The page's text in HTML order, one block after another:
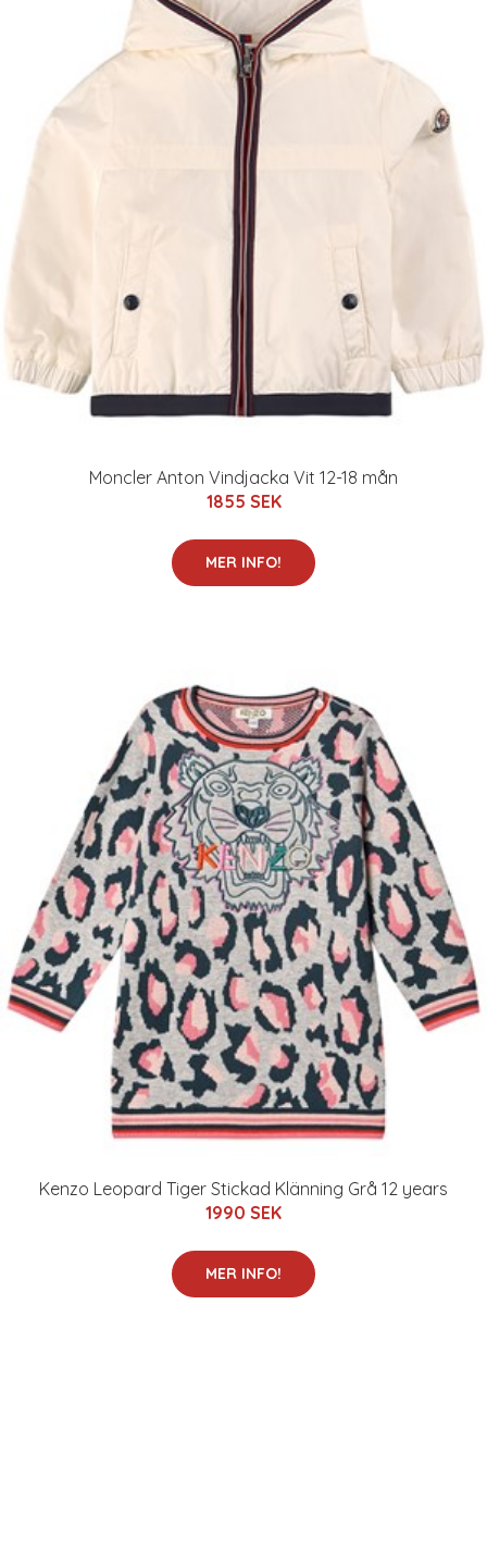
Moncler Anton Vindjacka Vit 12-18 mån
1855 SEK
MER INFO!
Kenzo Leopard Tiger Stickad Klänning Grå 12 years
1990 SEK
MER INFO!